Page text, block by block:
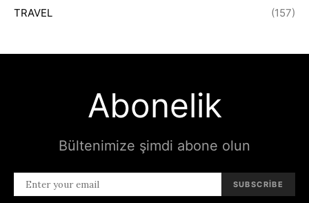
TRAVEL (157)
Abonelik
Bültenimize şimdi abone olun
SUBSCRIBE